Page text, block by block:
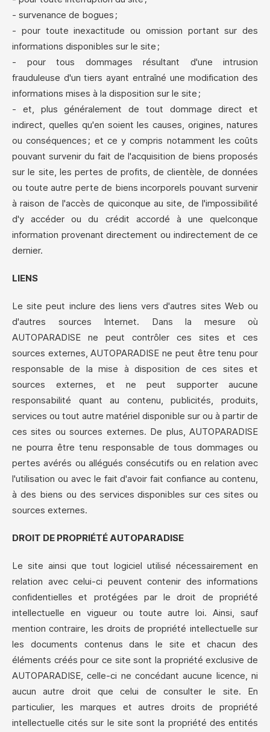
- survenance de bogues ;
- pour toute inexactitude ou omission portant sur des
informations disponibles sur le site ;
- pour tous dommages résultant d'une intrusion
frauduleuse d'un tiers ayant entraîné une modification des
informations mises à la disposition sur le site ;
- et, plus généralement de tout dommage direct et
indirect, quelles qu'en soient les causes, origines, natures
ou conséquences ; et ce y compris notamment les coûts
pouvant survenir du fait de l'acquisition de biens proposés
sur le site, les pertes de profits, de clientèle, de données
ou toute autre perte de biens incorporels pouvant survenir
à raison de l'accès de quiconque au site, de l'impossibilité
d'y accéder ou du crédit accordé à une quelconque
information provenant directement ou indirectement de ce
dernier.
LIENS
Le site peut inclure des liens vers d'autres sites Web ou
d'autres sources Internet. Dans la mesure où
AUTOPARADISE ne peut contrôler ces sites et ces
sources externes, AUTOPARADISE ne peut être tenu pour
responsable de la mise à disposition de ces sites et
sources externes, et ne peut supporter aucune
responsabilité quant au contenu, publicités, produits,
services ou tout autre matériel disponible sur ou à partir de
ces sites ou sources externes. De plus, AUTOPARADISE
ne pourra être tenu responsable de tous dommages ou
pertes avérés ou allégués consécutifs ou en relation avec
l'utilisation ou avec le fait d'avoir fait confiance au contenu,
à des biens ou des services disponibles sur ces sites ou
sources externes.
DROIT DE PROPRIÉTÉ AUTOPARADISE
Le site ainsi que tout logiciel utilisé nécessairement en
relation avec celui-ci peuvent contenir des informations
confidentielles et protégées par le droit de propriété
intellectuelle en vigueur ou toute autre loi. Ainsi, sauf
mention contraire, les droits de propriété intellectuelle sur
les documents contenus dans le site et chacun des
éléments créés pour ce site sont la propriété exclusive de
AUTOPARADISE, celle-ci ne concédant aucune licence, ni
aucun autre droit que celui de consulter le site. En
particulier, les marques et autres droits de propriété
intellectuelle cités sur le site sont la propriété des entités